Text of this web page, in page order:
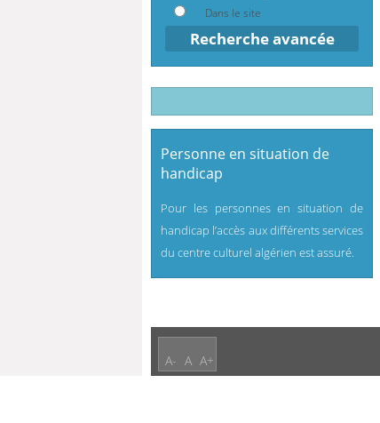
Dans le site
Recherche avancée
Personne en situation de
handicap
Pour les personnes en situation de
handicap l’accès aux différents services
du centre culturel algérien est assuré.
A- A A+